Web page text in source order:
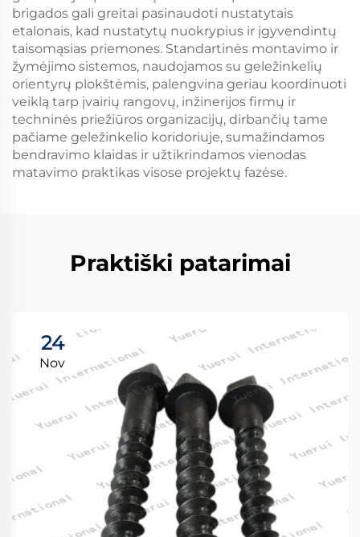
brigados gali greitai pasinaudoti nustatytais
etalonais, kad nustatytų nuokrypius ir įgyvendintų
taisomąsias priemones. Standartinės montavimo ir
žymėjimo sistemos, naudojamos su geležinkelių
orientyrų plokštėmis, palengvina geriau koordinuoti
veiklą tarp įvairių rangovų, inžinerijos firmų ir
techninės priežiūros organizacijų, dirbančių tame
pačiame geležinkelio koridoriuje, sumažindamos
bendravimo klaidas ir užtikrindamos vienodas
matavimo praktikas visose projektų fazėse.
Praktiški patarimai
24
Nov